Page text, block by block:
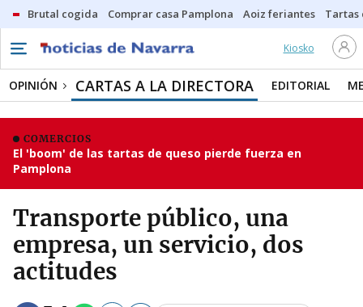
Brutal cogida Comprar casa Pamplona Aoiz feriantes Tartas
Kiosko
OPINIÓN CARTAS A LA DIRECTORA EDITORIAL
COMERCIOS
El 'boom' de las tartas de queso pierde fuerza en
Pamplona
Transporte público, una
empresa, un servicio, dos
actitudes